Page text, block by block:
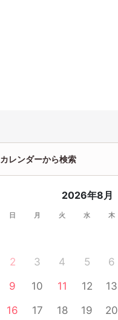
カレンダーから検索
2026年8月
日 月 火 水 木
2
3 4 5 6
9
10 11 12 13
16
17 18 19 20